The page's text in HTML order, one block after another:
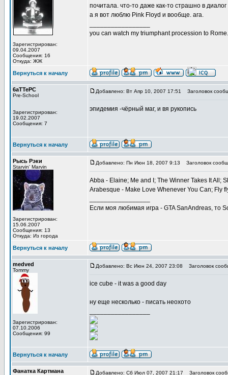
Зарегистрирован:
09.04.2007
Сообщения: 16
Откуда: ЖЖ
почитала. что-то даже как-то страшно в диалог
а я вот люблю Pink Floyd и вообще. ага.
you can watch my triumphant procession to Rome.
Вернуться к началу
6aTTePC
Pre-School
Зарегистрирован:
19.02.2007
Сообщения: 7
Добавлено: Вт Апр 10, 2007 17:51 Заголовок
эпидемия -чёрный маг, и вя рукопись
Вернуться к началу
Рысь Рэки
Starvin' Marvin
Зарегистрирован:
15.06.2007
Сообщения: 13
Откуда: Из города
Добавлено: Пн Июн 18, 2007 9:13 Заголовок
Abba - Elaine; Me and I; The Winner Takes It All;
Arabesque - Make Love Whenever You Can; Fly
Если моя любимая игра - GTA SanAndreas, то
Вернуться к началу
medved
Tommy
Зарегистрирован:
07.10.2006
Сообщения: 99
Добавлено: Вс Июн 24, 2007 23:08 Заголовок
ice cube - it was a good day
ну еще несколько - писать неохото
Вернуться к началу
Фанатка Картмана Добавлено: Сб Июл 07, 2007 21:17 Заголовок